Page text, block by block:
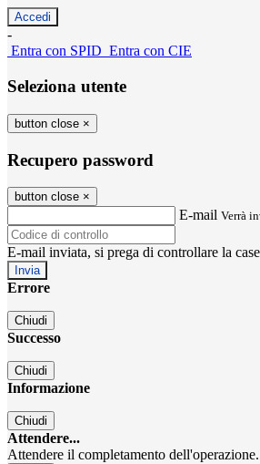
-
Entra con SPID Entra con CIE
Seleziona utente
button close ×
Recupero password
button close ×
E-mail Verrà
E-mail inviata, si prega di controllare la
Errore
Chiudi
Successo
Chiudi
Informazione
Chiudi
Attendere...
Attendere il completamento